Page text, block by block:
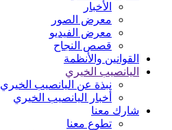
الأخبار
معرض الصور
معرض الفيديو
قصص النجاح
القوانين والأنظمة
اليانصيب الخيري
نبذة عن اليانصيب الخيري
أخبار اليانصيب الخيري
شارك معنا
تطوع معنا